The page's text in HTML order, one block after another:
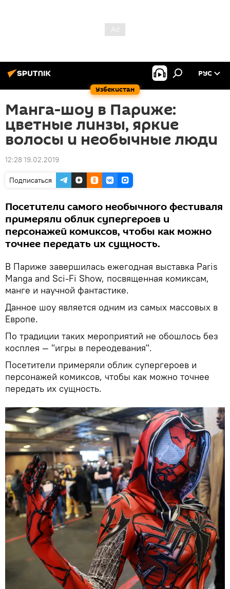
Узбекистан
РУС
Манга-шоу в Париже:
цветные линзы, яркие
волосы и необычные люди
12:28 19.02.2019
Подписаться
Посетители самого необычного фестиваля
примеряли облик супергероев и
персонажей комиксов, чтобы как можно
точнее передать их сущность.
В Париже завершилась ежегодная выставка Paris
Manga and Sci-Fi Show, посвященная комиксам,
манге и научной фантастике.
Данное шоу является одним из самых массовых в
Европе.
По традиции таких мероприятий не обошлось без
косплея — "игры в переодевания".
Посетители примеряли облик супергероев и
персонажей комиксов, чтобы как можно точнее
передать их сущность.